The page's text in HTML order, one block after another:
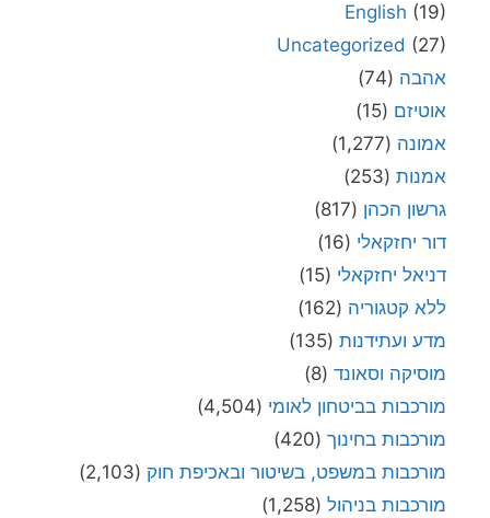
English (19)
Uncategorized (27)
אהבה (74)
אוטיזם (15)
אמונה (1,277)
אמנות (253)
גרשון הכהן (817)
דור יחזקאלי (16)
דניאל יחזקאלי (15)
ללא קטגוריה (162)
מדע ועתידנות (135)
מוסיקה וסאונד (8)
מורכבות בביטחון לאומי (4,504)
מורכבות בחינוך (420)
מורכבות במשפט, בשיטור ובאכיפת חוק (2,103)
מורכבות בניהול (1,258)